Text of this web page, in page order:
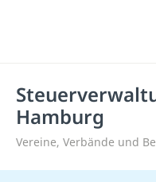
Hamburg
Vereine, Verbände und